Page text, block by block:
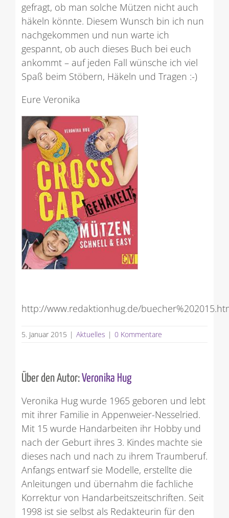
gefragt, ob man solche Mützen nicht auch
häkeln könnte. Diesem Wunsch bin ich nun
nachgekommen und nun warte ich
gespannt, ob auch dieses Buch bei euch
ankommt – auf jeden Fall wünsche ich viel
Spaß beim Stöbern, Häkeln und Tragen :-)
Eure Veronika
http://www.redaktionhug.de/
5. Januar 2015 | Aktuelles | 0 Kommentare
Über den Autor:Veronika Hug
Veronika Hug wurde 1965 geboren und lebt
mit ihrer Familie in Appenweier-Nesselried.
Mit 15 wurde Handarbeiten ihr Hobby und
nach der Geburt ihres 3. Kindes machte sie
dieses nach und nach zu ihrem Traumberuf.
Anfangs entwarf sie Modelle, erstellte die
Anleitungen und übernahm die fachliche
Korrektur von Handarbeitszeitschriften. Seit
1998 ist sie selbst als Redakteurin für den